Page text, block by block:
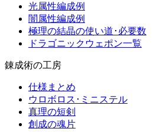
光属性編成例
闇属性編成例
極理の結晶の使い道･必要数
ドラゴニックウェポン一覧
錬成術の工房
仕様まとめ
ウロボロス･ミニステル
真理の短剣
創成の魂片